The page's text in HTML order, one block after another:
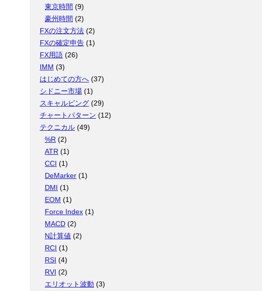
東京時間 (9)
豪州時間 (2)
FXの注文方法 (2)
FXの確定申告 (1)
FX用語 (26)
IMM (3)
はじめての方へ (37)
シドニー市場 (1)
スキャルピング (29)
チャートパターン (12)
テクニカル (49)
%R (2)
ATR (1)
CCI (1)
DeMarker (1)
DMI (1)
EOM (1)
Force Index (1)
MACD (2)
N計算値 (2)
RCI (1)
RSI (4)
RVI (2)
エリオット波動 (3)